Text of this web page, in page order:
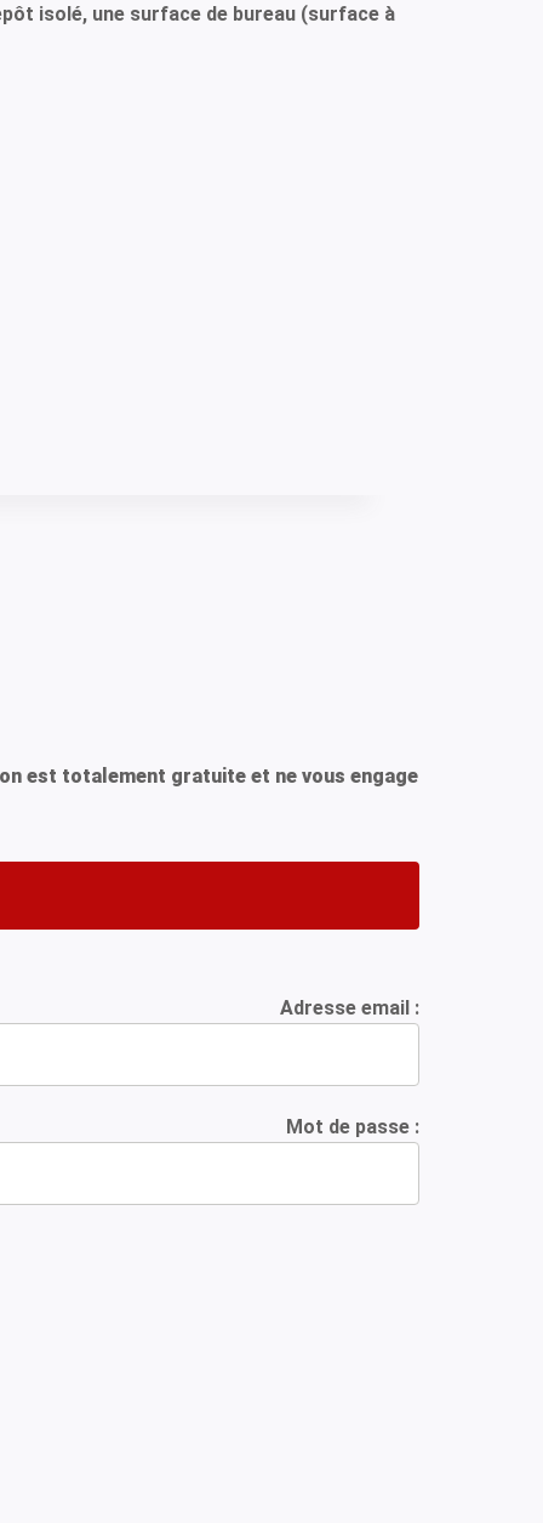
isolé, une surface de bureau (surface à
est totalement gratuite et ne vous engage
Adresse email :
Mot de passe :